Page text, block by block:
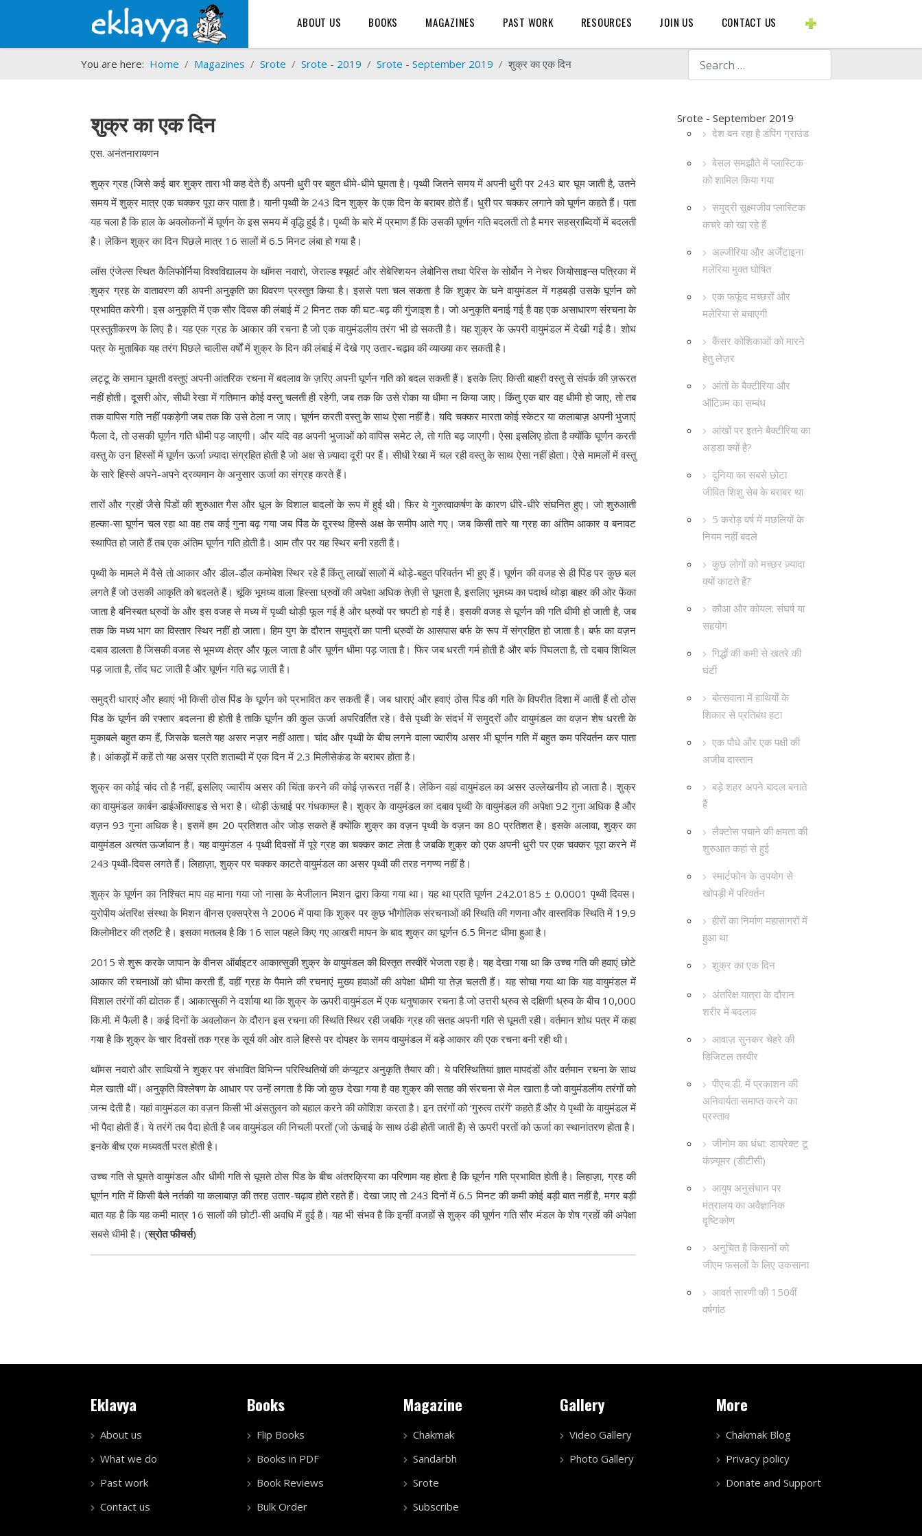
Search
ABOUT US BOOKS MAGAZINES PAST WORK RESOURCES JOIN US CONTACT US
You are here: Home Magazines Srote Srote - 2019 Srote - September 2019 शुक्र का एक दिन
Srote - September 2019
देश बन रहा है डंपिंग ग्राउंड
बेसल समझौते में प्लास्टिक
को शामिल किया गया
समुद्री सूक्ष्मजीव प्लास्टिक
कचरे को खा रहे हैं
अल्जीरिया और अर्जेंटाइना
मलेरिया मुक्त घोषित
एक फफूंद मच्छरों और
मलेरिया से बचाएगी
कैंसर कोशिकाओं को मारने
हेतु लेज़र
आंतों के बैक्टीरिया और
ऑटिज़्म का सम्बंध
आंखों पर इतने बैक्टीरिया का
अड्डा क्यों है?
दुनिया का सबसे छोटा
जीवित शिशु सेब के बराबर था
5 करोड़ वर्ष में मछलियों के
नियम नहीं बदले
कुछ लोगों को मच्छर ज़्यादा
क्यों काटते हैं?
कौआ और कोयल: संघर्ष या
सहयोग
गिद्धों की कमी से खतरे की
घंटी
बोत्सवाना में हाथियों के
शिकार से प्रतिबंध हटा
एक पौधे और एक पक्षी की
अजीब दास्तान
बड़े शहर अपने बादल बनाते
हैं
लैक्टोस पचाने की क्षमता की
शुरुआत कहां से हुई
स्मार्टफोन के उपयोग से
खोपड़ी में परिवर्तन
हीरों का निर्माण महासागरों में
हुआ था
शुक्र का एक दिन
अंतरिक्ष यात्रा के दौरान
शरीर में बदलाव
आवाज़ सुनकर चेहरे की
डिजिटल तस्वीर
पीएच.डी. में प्रकाशन की
अनिवार्यता समाप्त करने का
प्रस्ताव
जीनोम का धंधा: डायरेक्ट टू
कंज़्यूमर (डीटीसी)
आयुष अनुसंधान पर
मंत्रालय का अवैज्ञानिक
दृष्टिकोण
अनुचित है किसानों को
जीएम फसलों के लिए उकसाना
आवर्त सारणी की 150वीं
वर्षगांठ
शुक्र का एक दिन
एस. अनंतनारायणन
शुक्र ग्रह (जिसे कई बार शुक्र तारा भी कह देते हैं) अपनी धुरी पर बहुत धीमे-धीमे घूमता है। पृथ्वी जितने समय में अपनी धुरी पर 243 बार घूम जाती है, उतने
समय में शुक्र मात्र एक चक्कर पूरा कर पाता है। यानी पृथ्वी के 243 दिन शुक्र के एक दिन के बराबर होते हैं। धुरी पर चक्कर लगाने को घूर्णन कहते हैं। पता
यह चला है कि हाल के अवलोकनों में घूर्णन के इस समय में वृद्धि हुई है। पृथ्वी के बारे में प्रमाण हैं कि उसकी घूर्णन गति बदलती तो है मगर सहस्राब्दियों में बदलती
है। लेकिन शुक्र का दिन पिछले मात्र 16 सालों में 6.5 मिनट लंबा हो गया है।
लॉस एंजेल्स स्थित कैलिफोर्निया विश्वविद्यालय के थॉमस नवारो, जेराल्ड श्यूबर्ट और सेबेस्शियन लेबोनिस तथा पेरिस के सोर्बोन ने नेचर जियोसाइन्स पत्रिका में
शुक्र ग्रह के वातावरण की अपनी अनुकृति का विवरण प्रस्तुत किया है। इससे पता चल सकता है कि शुक्र के घने वायुमंडल में गड़बड़ी उसके घूर्णन को
प्रभावित करेगी। इस अनुकृति में एक सौर दिवस की लंबाई में 2 मिनट तक की घट-बढ़ की गुंजाइश है। जो अनुकृति बनाई गई है वह एक असाधारण संरचना के
प्रस्तुतीकरण के लिए है। यह एक ग्रह के आकार की रचना है जो एक वायुमंडलीय तरंग भी हो सकती है। यह शुक्र के ऊपरी वायुमंडल में देखी गई है। शोध
पत्र के मुताबिक यह तरंग पिछले चालीस वर्षों में शुक्र के दिन की लंबाई में देखे गए उतार-चढ़ाव की व्याख्या कर सकती है।
लट्टू के समान घूमती वस्तुएं अपनी आंतरिक रचना में बदलाव के ज़रिए अपनी घूर्णन गति को बदल सकती हैं। इसके लिए किसी बाहरी वस्तु से संपर्क की ज़रूरत
नहीं होती। दूसरी ओर, सीधी रेखा में गतिमान कोई वस्तु चलती ही रहेगी, जब तक कि उसे रोका या धीमा न किया जाए। किंतु एक बार वह धीमी हो जाए, तो तब
तक वापिस गति नहीं पकड़ेगी जब तक कि उसे ठेला न जाए। घूर्णन करती वस्तु के साथ ऐसा नहीं है। यदि चक्कर मारता कोई स्केटर या कलाबाज़ अपनी भुजाएं
फैला दे, तो उसकी घूर्णन गति धीमी पड़ जाएगी। और यदि वह अपनी भुजाओं को वापिस समेट ले, तो गति बढ़ जाएगी। ऐसा इसलिए होता है क्योंकि घूर्णन करती
वस्तु के उन हिस्सों में घूर्णन ऊर्जा ज़्यादा संग्रहित होती है जो अक्ष से ज़्यादा दूरी पर हैं। सीधी रेखा में चल रही वस्तु के साथ ऐसा नहीं होता। ऐसे मामलों में वस्तु
के सारे हिस्से अपने-अपने द्रव्यमान के अनुसार ऊर्जा का संग्रह करते हैं।
तारों और ग्रहों जैसे पिंडों की शुरुआत गैस और धूल के विशाल बादलों के रूप में हुई थी। फिर ये गुरुत्वाकर्षण के कारण धीरे-धीरे संघनित हुए। जो शुरुआती
हल्का-सा घूर्णन चल रहा था वह तब कई गुना बढ़ गया जब पिंड के दूरस्थ हिस्से अक्ष के समीप आते गए। जब किसी तारे या ग्रह का अंतिम आकार व बनावट
स्थापित हो जाते हैं तब एक अंतिम घूर्णन गति होती है। आम तौर पर यह स्थिर बनी रहती है।
पृथ्वी के मामले में वैसे तो आकार और डील-डौल कमोबेश स्थिर रहे हैं किंतु लाखों सालों में थोड़े-बहुत परिवर्तन भी हुए हैं। घूर्णन की वजह से ही पिंड पर कुछ बल
लगते हैं जो उसकी आकृति को बदलते हैं। चूंकि भूमध्य वाला हिस्सा ध्रुवों की अपेक्षा अधिक तेज़ी से घूमता है, इसलिए भूमध्य का पदार्थ थोड़ा बाहर की ओर फेंका
जाता है बनिस्बत ध्रुवों के और इस वजह से मध्य में पृथ्वी थोड़ी फूल गई है और ध्रुवों पर चपटी हो गई है। इसकी वजह से घूर्णन की गति धीमी हो जाती है, जब
तक कि मध्य भाग का विस्तार स्थिर नहीं हो जाता। हिम युग के दौरान समुद्रों का पानी ध्रुवों के आसपास बर्फ के रूप में संग्रहित हो जाता है। बर्फ का वज़न
दबाव डालता है जिसकी वजह से भूमध्य क्षेत्र और फूल जाता है और घूर्णन धीमा पड़ जाता है। फिर जब धरती गर्म होती है और बर्फ पिघलता है, तो दबाव शिथिल
पड़ जाता है, तोंद घट जाती है और घूर्णन गति बढ़ जाती है।
समुद्री धाराएं और हवाएं भी किसी ठोस पिंड के घूर्णन को प्रभावित कर सकती हैं। जब धाराएं और हवाएं ठोस पिंड की गति के विपरीत दिशा में आती हैं तो ठोस
पिंड के घूर्णन की रफ्तार बदलना ही होती है ताकि घूर्णन की कुल ऊर्जा अपरिवर्तित रहे। वैसे पृथ्वी के संदर्भ में समुद्रों और वायुमंडल का वज़न शेष धरती के
मुकाबले बहुत कम हैं, जिसके चलते यह असर नज़र नहीं आता। चांद और पृथ्वी के बीच लगने वाला ज्वारीय असर भी घूर्णन गति में बहुत कम परिवर्तन कर पाता
है। आंकड़ों में कहें तो यह असर प्रति शताब्दी में एक दिन में 2.3 मिलीसेकंड के बराबर होता है।
शुक्र का कोई चांद तो है नहीं, इसलिए ज्वारीय असर की चिंता करने की कोई ज़रूरत नहीं है। लेकिन वहां वायुमंडल का असर उल्लेखनीय हो जाता है। शुक्र
का वायुमंडल कार्बन डाईऑक्साइड से भरा है। थोड़ी ऊंचाई पर गंधकाम्ल है। शुक्र के वायुमंडल का दबाव पृथ्वी के वायुमंडल की अपेक्षा 92 गुना अधिक है और
वज़न 93 गुना अधिक है। इसमें हम 20 प्रतिशत और जोड़ सकते हैं क्योंकि शुक्र का वज़न पृथ्वी के वज़न का 80 प्रतिशत है। इसके अलावा, शुक्र का
वायुमंडल अत्यंत ऊर्जावान है। यह वायुमंडल 4 पृथ्वी दिवसों में पूरे ग्रह का चक्कर काट लेता है जबकि शुक्र को एक अपनी धुरी पर एक चक्कर पूरा करने में
243 पृथ्वी-दिवस लगते हैं। लिहाज़ा, शुक्र पर चक्कर काटते वायुमंडल का असर पृथ्वी की तरह नगण्य नहीं है।
शुक्र के घूर्णन का निश्चित माप वह माना गया जो नासा के मेजीलान मिशन द्वारा किया गया था। यह था प्रति घूर्णन 242.0185 ± 0.0001 पृथ्वी दिवस।
युरोपीय अंतरिक्ष संस्था के मिशन वीनस एक्सप्रेस ने 2006 में पाया कि शुक्र पर कुछ भौगोलिक संरचनाओं की स्थिति की गणना और वास्तविक स्थिति में 19.9
किलोमीटर की त्रुटि है। इसका मतलब है कि 16 साल पहले किए गए आखरी मापन के बाद शुक्र का घूर्णन 6.5 मिनट धीमा हुआ है।
2015 से शुरू करके जापान के वीनस ऑर्बाइटर आकात्सुकी शुक्र के वायुमंडल की विस्तृत तस्वीरें भेजता रहा है। यह देखा गया था कि उच्च गति की हवाएं छोटे
आकार की रचनाओं को धीमा करती हैं, वहीं ग्रह के पैमाने की रचनाएं मुख्य हवाओं की अपेक्षा धीमी या तेज़ चलती हैं। यह सोचा गया था कि यह वायुमंडल में
विशाल तरंगों की द्योतक हैं। आकात्सुकी ने दर्शाया था कि शुक्र के ऊपरी वायुमंडल में एक धनुषाकार रचना है जो उत्तरी ध्रुव से दक्षिणी ध्रुव के बीच 10,000
कि.मी. में फैली है। कई दिनों के अवलोकन के दौरान इस रचना की स्थिति स्थिर रही जबकि ग्रह की सतह अपनी गति से घूमती रही। वर्तमान शोध पत्र में कहा
गया है कि शुक्र के चार दिवसों तक ग्रह के सूर्य की ओर वाले हिस्से पर दोपहर के समय वायुमंडल में बड़े आकार की एक रचना बनी रही थी।
थॉमस नवारो और साथियों ने शुक्र पर संभावित विभिन्न परिस्थितियों की कंप्यूटर अनुकृति तैयार की। ये परिस्थितियां ज्ञात मापदंडों और वर्तमान रचना के साथ
मेल खाती थीं। अनुकृति विश्लेषण के आधार पर उन्हें लगता है कि जो कुछ देखा गया है वह शुक्र की सतह की संरचना से मेल खाता है जो वायुमंडलीय तरंगों को
जन्म देती है। यहां वायुमंडल का वज़न किसी भी अंसतुलन को बहाल करने की कोशिश करता है। इन तरंगों को ‘गुरुत्व तरंगें’ कहते हैं और ये पृथ्वी के वायुमंडल में
भी पैदा होती हैं। ये तरंगें तब पैदा होती है जब वायुमंडल की निचली परतों (जो ऊंचाई के साथ ठंडी होती जाती हैं) से ऊपरी परतों को ऊर्जा का स्थानांतरण होता है।
इनके बीच एक मध्यवर्ती परत होती है।
उच्च गति से घूमते वायुमंडल और धीमी गति से घूमते ठोस पिंड के बीच अंतरक्रिया का परिणाम यह होता है कि घूर्णन गति प्रभावित होती है। लिहाज़ा, ग्रह की
घूर्णन गति में किसी बैले नर्तकी या कलाबाज़ की तरह उतार-चढ़ाव होते रहते हैं। देखा जाए तो 243 दिनों में 6.5 मिनट की कमी कोई बड़ी बात नहीं है, मगर बड़ी
बात यह है कि यह कमी मात्र 16 सालों की छोटी-सी अवधि में हुई है। यह भी संभव है कि इन्हीं वजहों से शुक्र की घूर्णन गति सौर मंडल के शेष ग्रहों की अपेक्षा
सबसे धीमी है। (स्रोत फीचर्स)
Eklavya
About us
What we do
Past work
Contact us
Books
Flip Books
Books in PDF
Book Reviews
Bulk Order
Magazine
Chakmak
Sandarbh
Srote
Subscribe
Gallery
Video Gallery
Photo Gallery
More
Chakmak Blog
Privacy policy
Donate and Support